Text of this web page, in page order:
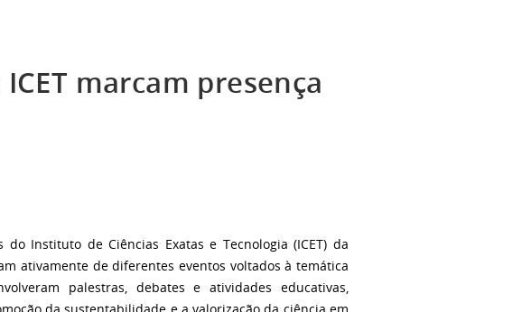
marcam presença
Instituto de Ciências Exatas e Tecnologia (ICET) da
ativamente de diferentes eventos voltados à temática
palestras, debates e atividades educativas,